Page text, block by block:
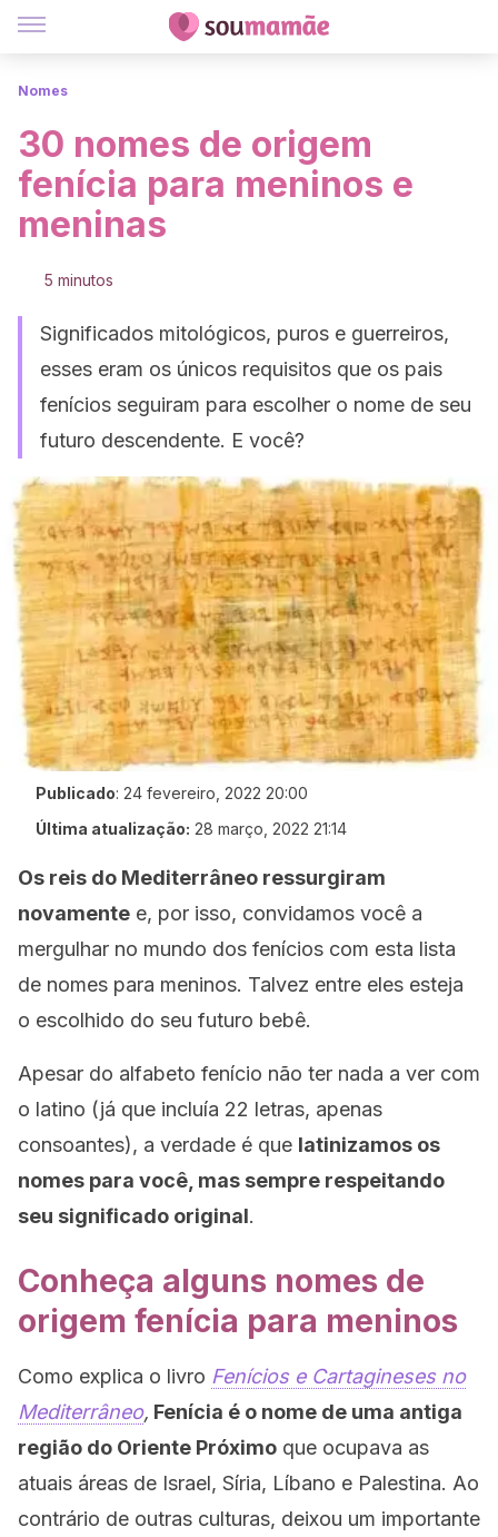
Nomes
30 nomes de origem
fenícia para meninos e
meninas
5 minutos
Significados mitológicos, puros e guerreiros,
esses eram os únicos requisitos que os pais
fenícios seguiram para escolher o nome de seu
futuro descendente. E você?
Publicado: 24 fevereiro, 2022 20:00
Última atualização: 28 março, 2022 21:14
Os reis do Mediterrâneo ressurgiram
novamente e, por isso, convidamos você a
mergulhar no mundo dos fenícios com esta lista
de nomes para meninos. Talvez entre eles esteja
o escolhido do seu futuro bebê.
Apesar do alfabeto fenício não ter nada a ver com
o latino (já que incluía 22 letras, apenas
consoantes), a verdade é que latinizamos os
nomes para você, mas sempre respeitando
seu significado original.
Conheça alguns nomes de
origem fenícia para meninos
Como explica o livro Fenícios e Cartagineses no
Mediterrâneo, Fenícia é o nome de uma antiga
região do Oriente Próximo que ocupava as
atuais áreas de Israel, Síria, Líbano e Palestina. Ao
contrário de outras culturas, deixou um importante